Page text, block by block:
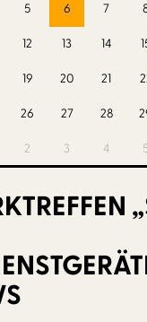
5 6 7
12 13 14
19 20 21
26 27 28
2 3 4